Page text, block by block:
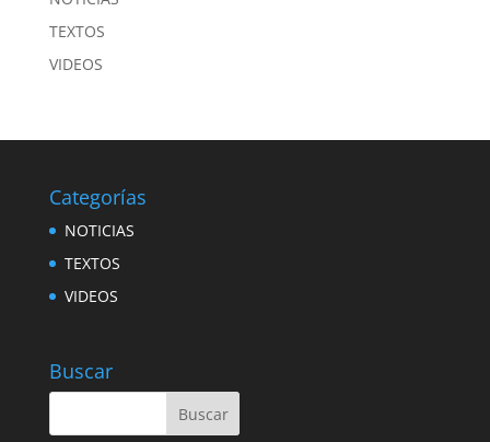
TEXTOS
VIDEOS
Categorías
NOTICIAS
TEXTOS
VIDEOS
Buscar